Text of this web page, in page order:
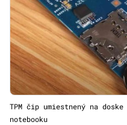
TPM čip umiestnený na doske
notebooku